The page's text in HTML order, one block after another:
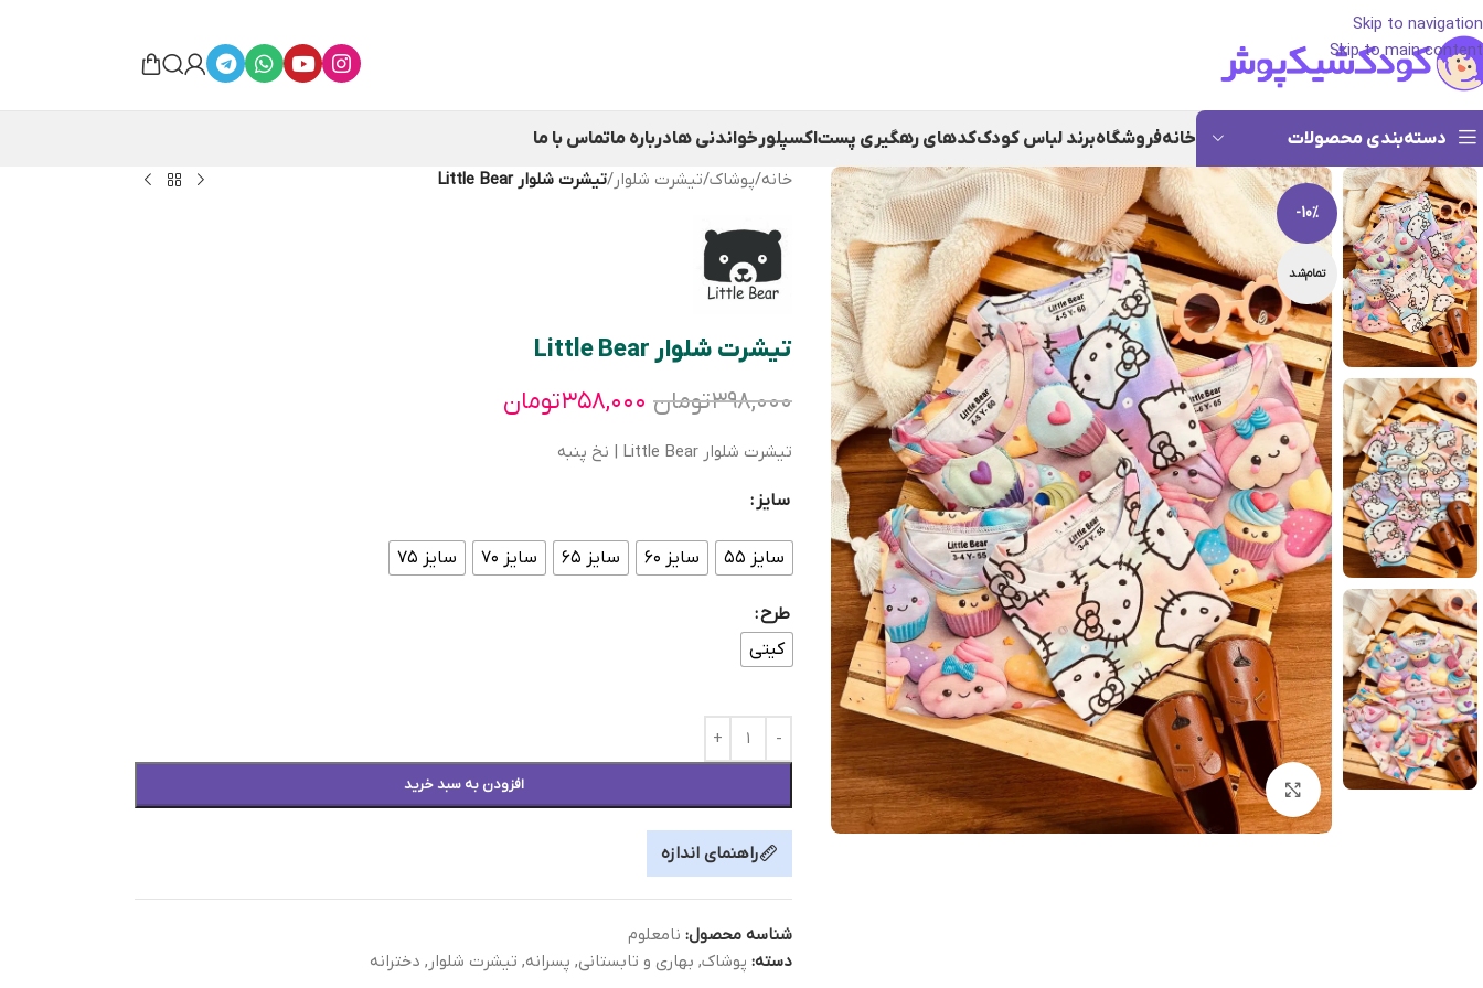
Skip to navigation
Skip to main content
دسته‌بندی محصولات خانهفروشگاهبرند لباس کودککدهای رهگیری پستاکسپلورخواندنی هادرباره ماتماس با ما
-10%
تمام‌شد
بزرگنمایی تصویر
خانه/پوشاک/تیشرت شلوار/تیشرت شلوار Little Bear
تیشرت شلوار Little Bear
۳۹۸,۰۰۰تومان ۳۵۸,۰۰۰تومان
تیشرت شلوار Little Bear | نخ پنبه
سایز
سایز ۵۵ سایز ۶۰ سایز ۶۵ سایز ۷۰ سایز ۷۵
طرح
کیتی
افزودن به سبد خرید
راهنمای اندازه
شناسه محصول: نامعلوم
دسته: پوشاک, بهاری و تابستانی, پسرانه, تیشرت شلوار , دخترانه